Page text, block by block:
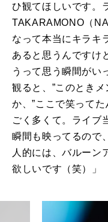
ひ観てほしいです。
TAKARAMONO（
なって本当にキラキ
あると思うんですけ
うって思う瞬間がい
観ると、”このとき
か、”ここで笑って
ごく多くて。ライブ
瞬間も映ってるので
人的には、バルーン
欲しいです（笑）」